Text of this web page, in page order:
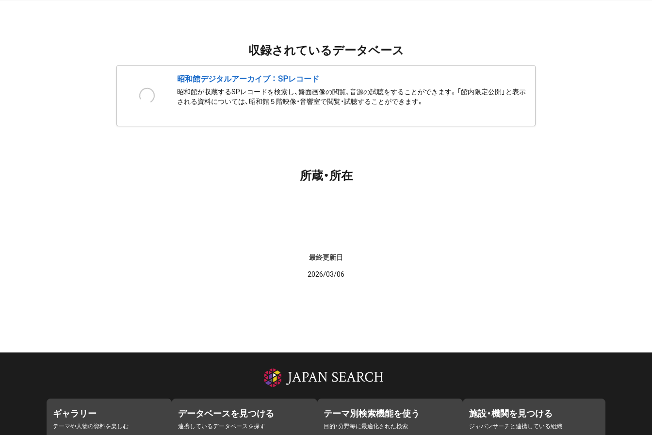
収録されているデータベース
昭和館デジタルアーカイブ ： SPレコード
昭和館が収蔵するSPレコードを検索し、盤面画像の閲覧、音源の試聴をすることができます。「館内限定公開」と表示
される資料については、昭和館５階映像・音響室で閲覧・試聴することができます。
所蔵・所在
最終更新日
2026/03/06
ギャラリー
テーマや人物の資料を楽しむ
データベースを見つける
連携しているデータベースを探す
テーマ別検索機能を使う
目的・分野毎に最適化された検索
施設・機関を見つける
ジャパンサーチと連携している組織